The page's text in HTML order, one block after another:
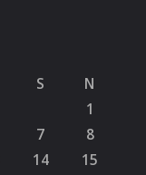
S
N
1
7
8
14
15